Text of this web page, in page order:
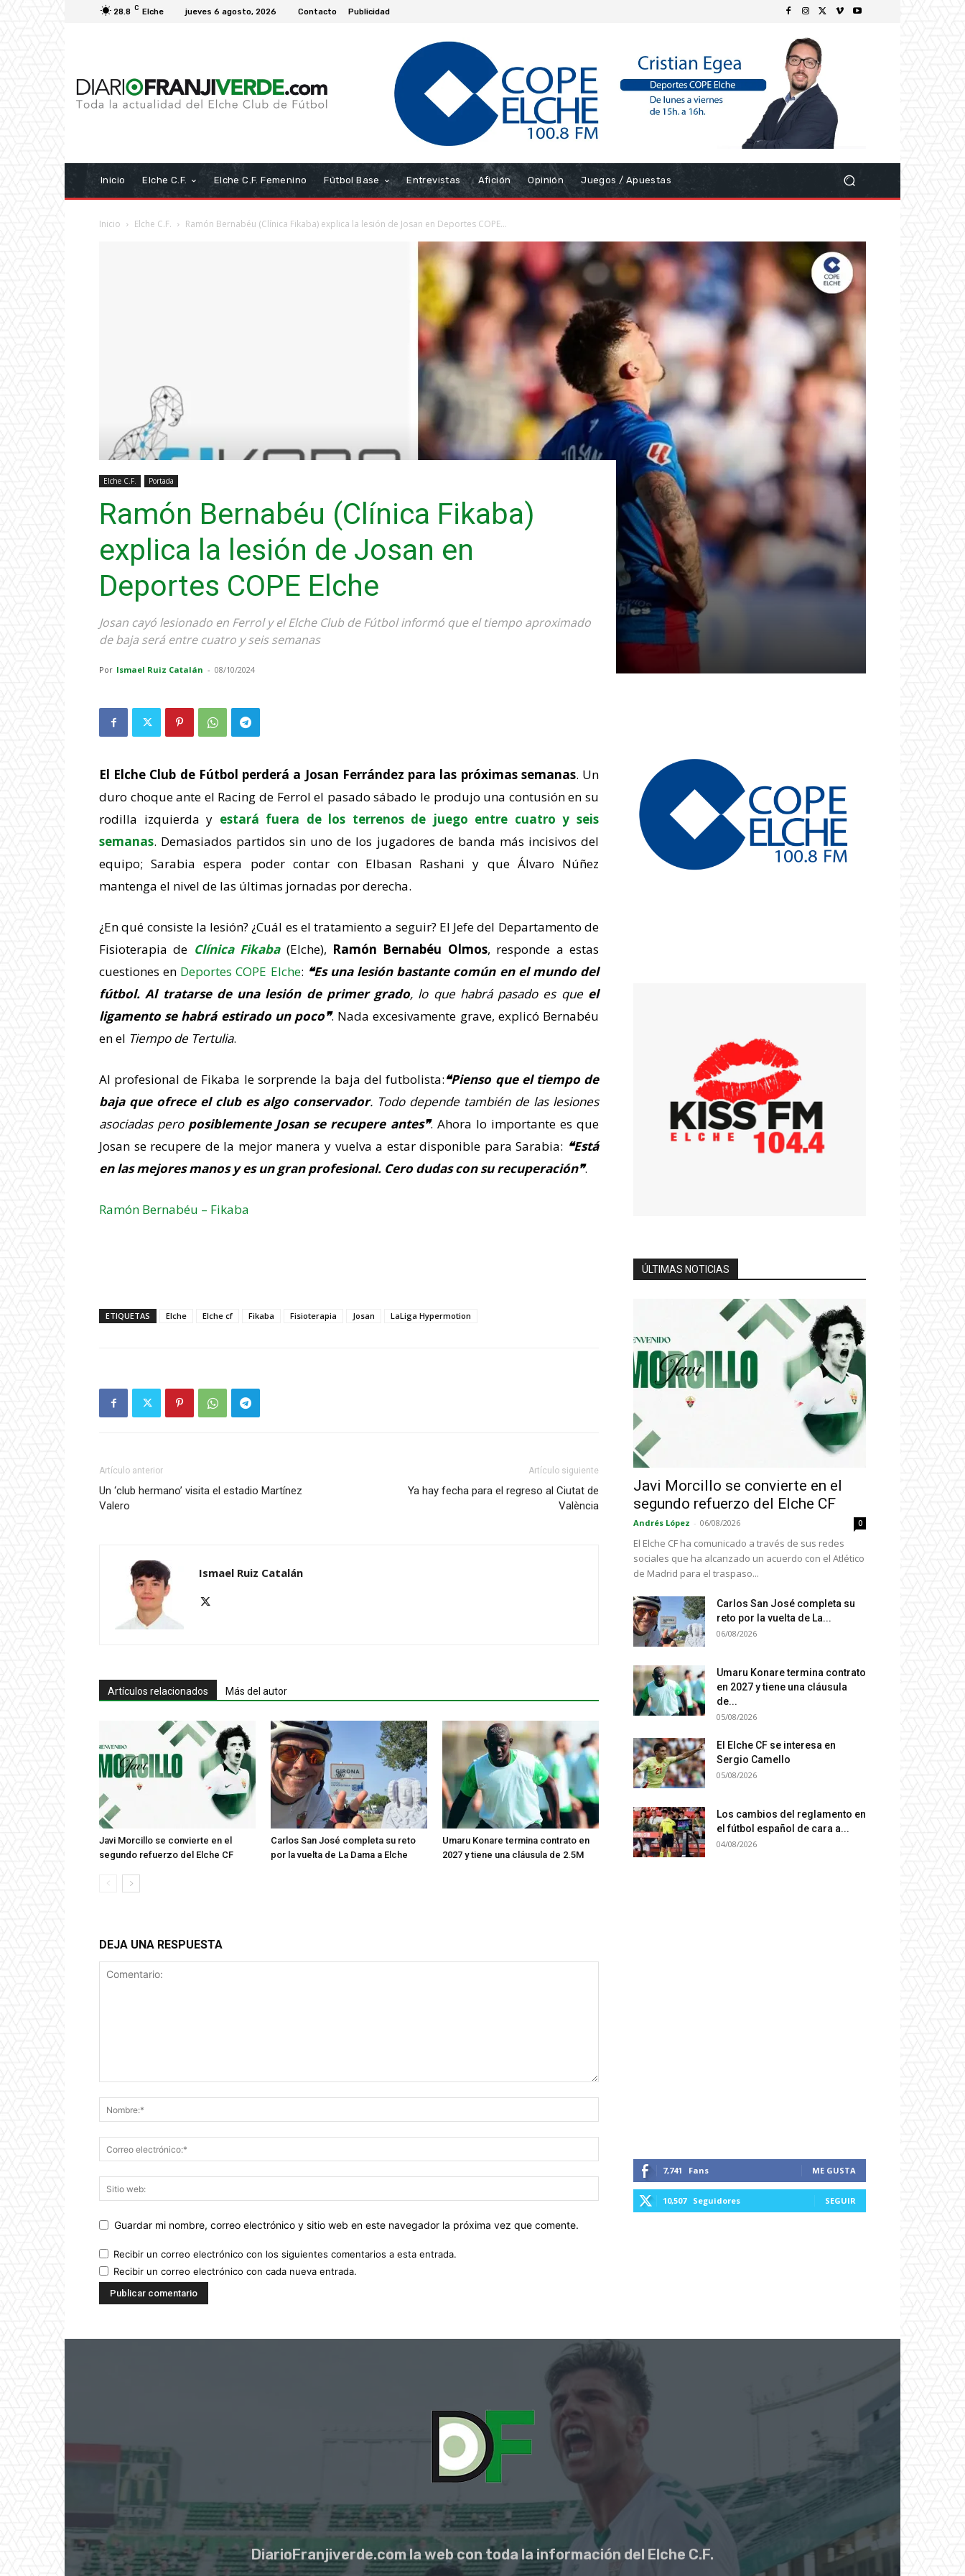
28.8 C Elche jueves 6 agosto, 2026 Contacto Publicidad
Inicio Elche C.F. Elche C.F. Femenino Fútbol Base Entrevistas Afición Opinión Juegos / Apuestas
Inicio Elche C.F. Ramón Bernabéu (Clínica Fikaba) explica la lesión de Josan en Deportes COPE...
Elche C.F. Portada
Ramón Bernabéu (Clínica Fikaba)
explica la lesión de Josan en
Deportes COPE Elche
Josan cayó lesionado en Ferrol y el Elche Club de Fútbol informó que el tiempo aproximado
de baja será entre cuatro y seis semanas
Por Ismael Ruiz Catalán - 08/10/2024
El Elche Club de Fútbol perderá a Josan Ferrández para las próximas semanas. Un
duro choque ante el Racing de Ferrol el pasado sábado le produjo una contusión en su
rodilla izquierda y estará fuera de los terrenos de juego entre cuatro y seis
semanas. Demasiados partidos sin uno de los jugadores de banda más incisivos del
equipo; Sarabia espera poder contar con Elbasan Rashani y que Álvaro Núñez
mantenga el nivel de las últimas jornadas por derecha.
¿En qué consiste la lesión? ¿Cuál es el tratamiento a seguir? El Jefe del Departamento de
Fisioterapia de Clínica Fikaba(Elche), Ramón Bernabéu Olmos, responde a estas
cuestiones en Deportes COPE Elche: ❝Es una lesión bastante común en el mundo del
fútbol. Al tratarse de una lesión de primer grado, lo que habrá pasado es queel
ligamento se habrá estirado un poco❞. Nada excesivamente grave, explicó Bernabéu
en el Tiempo de Tertulia.
Al profesional de Fikaba le sorprende la baja del futbolista:❝Pienso que el tiempo de
baja que ofrece el club es algo conservador. Todo depende también de las lesiones
asociadas peroposiblemente Josan se recupere antes❞. Ahora lo importante es que
Josan se recupere de la mejor manera y vuelva a estar disponible para Sarabia: ❝Está
en las mejores manos y es un gran profesional. Cero dudas con su recuperación❞.
Ramón Bernabéu – Fikaba
ETIQUETAS Elche Elche cf Fikaba Fisioterapia Josan LaLiga Hypermotion
Artículo anterior
Un ‘club hermano’ visita el estadio Martínez
Valero
Artículo siguiente
Ya hay fecha para el regreso al Ciutat de
València
Ismael Ruiz Catalán
Artículos relacionados Más del autor
Javi Morcillo se convierte en el
segundo refuerzo del Elche CF
Carlos San José completa su reto
por la vuelta de La Dama a Elche
Umaru Konare termina contrato en
2027 y tiene una cláusula de 2.5M
DEJA UNA RESPUESTA
Guardar mi nombre, correo electrónico y sitio web en este navegador la próxima vez que comente.
Recibir un correo electrónico con los siguientes comentarios a esta entrada.
Recibir un correo electrónico con cada nueva entrada.
ÚLTIMAS NOTICIAS
Javi Morcillo se convierte en el
segundo refuerzo del Elche CF
Andrés López - 06/08/2026 0
El Elche CF ha comunicado a través de sus redes
sociales que ha alcanzado un acuerdo con el Atlético
de Madrid para el traspaso...
Carlos San José completa su
reto por la vuelta de La...
06/08/2026
Umaru Konare termina contrato
en 2027 y tiene una cláusula
de...
05/08/2026
El Elche CF se interesa en
Sergio Camello
05/08/2026
Los cambios del reglamento en
el fútbol español de cara a...
04/08/2026
7,741 Fans ME GUSTA
10,507 Seguidores SEGUIR
DiarioFranjiverde.com la web con toda la información del Elche C.F.